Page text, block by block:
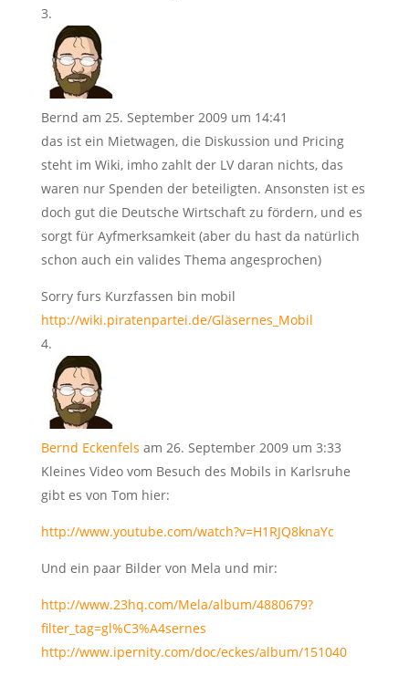
Bernd am 25. September 2009 um 14:41
das ist ein Mietwagen, die Diskussion und Pricing
steht im Wiki, imho zahlt der LV daran nichts, das
waren nur Spenden der beteiligten. Ansonsten ist es
doch gut die Deutsche Wirtschaft zu fördern, und es
sorgt für Ayfmerksamkeit (aber du hast da natürlich
schon auch ein valides Thema angesprochen)
Sorry furs Kurzfassen bin mobil
http://wiki.piratenpartei.de/Gläsernes_Mobil
Bernd Eckenfels am 26. September 2009 um 3:33
Kleines Video vom Besuch des Mobils in Karlsruhe
gibt es von Tom hier:
http://www.youtube.com/watch?v=H1RJQ8knaYc
Und ein paar Bilder von Mela und mir:
http://www.23hq.com/Mela/album/4880679?
filter_tag=gl%C3%A4sernes
http://www.ipernity.com/doc/eckes/album/151040